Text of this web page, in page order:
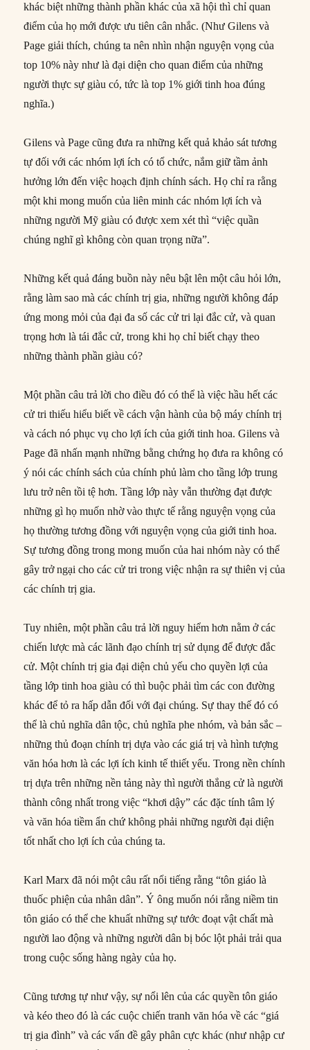
khác biệt những thành phần khác của xã hội thì chỉ quan
điểm của họ mới được ưu tiên cân nhắc. (Như Gilens và
Page giải thích, chúng ta nên nhìn nhận nguyện vọng của
top 10% này như là đại diện cho quan điểm của những
người thực sự giàu có, tức là top 1% giới tinh hoa đúng
nghĩa.)
Gilens và Page cũng đưa ra những kết quả khảo sát tương
tự đối với các nhóm lợi ích có tổ chức, nắm giữ tầm ảnh
hưởng lớn đến việc hoạch định chính sách. Họ chỉ ra rằng
một khi mong muốn của liên minh các nhóm lợi ích và
những người Mỹ giàu có được xem xét thì “việc quần
chúng nghĩ gì không còn quan trọng nữa”.
Những kết quả đáng buồn này nêu bật lên một câu hỏi lớn,
rằng làm sao mà các chính trị gia, những người không đáp
ứng mong mỏi của đại đa số các cử tri lại đắc cử, và quan
trọng hơn là tái đắc cử, trong khi họ chỉ biết chạy theo
những thành phần giàu có?
Một phần câu trả lời cho điều đó có thể là việc hầu hết các
cử tri thiếu hiểu biết về cách vận hành của bộ máy chính trị
và cách nó phục vụ cho lợi ích của giới tinh hoa. Gilens và
Page đã nhấn mạnh những bằng chứng họ đưa ra không có
ý nói các chính sách của chính phủ làm cho tầng lớp trung
lưu trở nên tồi tệ hơn. Tầng lớp này vẫn thường đạt được
những gì họ muốn nhờ vào thực tế rằng nguyện vọng của
họ thường tương đồng với nguyện vọng của giới tinh hoa.
Sự tương đồng trong mong muốn của hai nhóm này có thể
gây trở ngại cho các cử tri trong việc nhận ra sự thiên vị của
các chính trị gia.
Tuy nhiên, một phần câu trả lời nguy hiểm hơn nằm ở các
chiến lược mà các lãnh đạo chính trị sử dụng để được đắc
cử. Một chính trị gia đại diện chủ yếu cho quyền lợi của
tầng lớp tinh hoa giàu có thì buộc phải tìm các con đường
khác để tỏ ra hấp dẫn đối với đại chúng. Sự thay thế đó có
thể là chủ nghĩa dân tộc, chủ nghĩa phe nhóm, và bản sắc –
những thủ đoạn chính trị dựa vào các giá trị và hình tượng
văn hóa hơn là các lợi ích kinh tế thiết yếu. Trong nền chính
trị dựa trên những nền tảng này thì người thắng cử là người
thành công nhất trong việc “khơi dậy” các đặc tính tâm lý
và văn hóa tiềm ẩn chứ không phải những người đại diện
tốt nhất cho lợi ích của chúng ta.
Karl Marx đã nói một câu rất nổi tiếng rằng “tôn giáo là
thuốc phiện của nhân dân”. Ý ông muốn nói rằng niềm tin
tôn giáo có thể che khuất những sự tước đoạt vật chất mà
người lao động và những người dân bị bóc lột phải trải qua
trong cuộc sống hàng ngày của họ.
Cũng tương tự như vậy, sự nổi lên của các quyền tôn giáo
và kéo theo đó là các cuộc chiến tranh văn hóa về các “giá
trị gia đình” và các vấn đề gây phân cực khác (như nhập cư